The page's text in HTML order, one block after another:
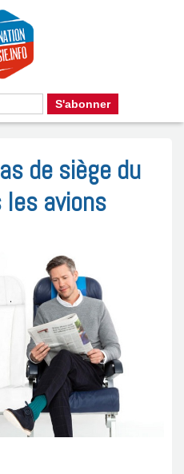
de siège du
les avions